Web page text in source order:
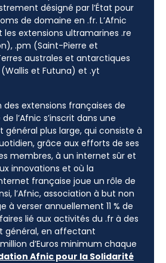
désigné par l’État pour
de domaine en .fr. L’Afnic
extensions ultramarines .re
.pm (Saint-Pierre et
australes et antarctiques
et Futuna) et .yt
extensions françaises de
l’Afnic s’inscrit dans une
général plus large, qui consiste à
grâce aux efforts de ses
membres, à un internet sûr et
innovations et où la
française joue un rôle de
l’Afnic, association à but non
à verser annuellement 11 % de
lié aux activités du .fr à des
général, en affectant
d’Euros minimum chaque
Afnic pour la Solidarité